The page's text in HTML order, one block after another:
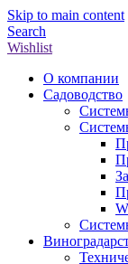
Skip to main content
Search
Wishlist
О компании
Садоводство